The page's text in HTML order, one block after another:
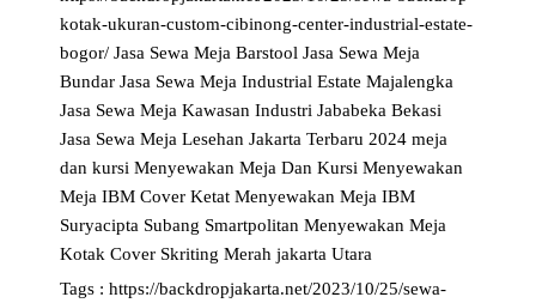
kotak-ukuran-custom-cibinong-center-industrial-estate-
bogor/Jasa Sewa Meja BarstoolJasa Sewa Meja
BundarJasa Sewa Meja Industrial Estate Majalengka
Jasa Sewa Meja Kawasan Industri Jababeka Bekasi
Jasa Sewa Meja Lesehan Jakarta Terbaru 2024meja
dan kursiMenyewakan Meja Dan KursiMenyewakan
Meja IBM Cover KetatMenyewakan Meja IBM
Suryacipta Subang SmartpolitanMenyewakan Meja
Kotak Cover Skriting Merah jakarta Utara
Tags : https://backdropjakarta.net/2023/10/25/sewa-